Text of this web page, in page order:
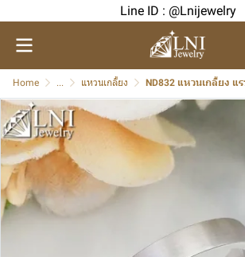
Line ID : @Lnijewelry
Home ... แหวนเกลี้ยง ND832 แหวนเกลี้ยง แ